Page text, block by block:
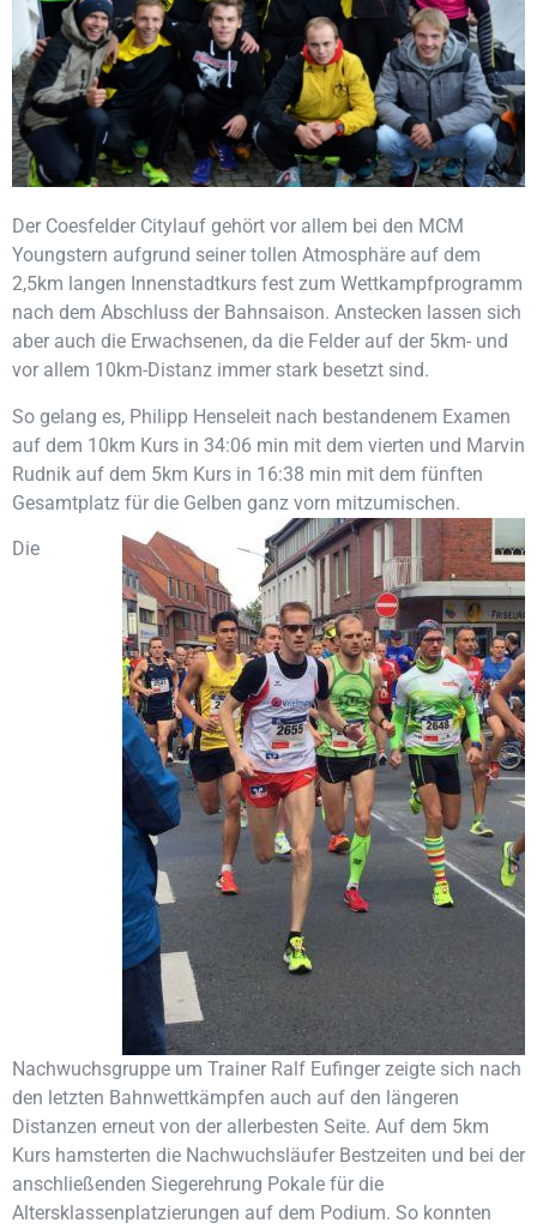
Der Coesfelder Citylauf gehört vor allem bei den MCM
Youngstern aufgrund seiner tollen Atmosphäre auf dem
2,5km langen Innenstadtkurs fest zum Wettkampfprogramm
nach dem Abschluss der Bahnsaison. Anstecken lassen sich
aber auch die Erwachsenen, da die Felder auf der 5km- und
vor allem 10km-Distanz immer stark besetzt sind.
So gelang es, Philipp Henseleit nach bestandenem Examen
auf dem 10km Kurs in 34:06 min mit dem vierten und Marvin
Rudnik auf dem 5km Kurs in 16:38 min mit dem fünften
Gesamtplatz für die Gelben ganz vorn mitzumischen.
Die
Nachwuchsgruppe um Trainer Ralf Eufinger zeigte sich nach
den letzten Bahnwettkämpfen auch auf den längeren
Distanzen erneut von der allerbesten Seite. Auf dem 5km
Kurs hamsterten die Nachwuchsläufer Bestzeiten und bei der
anschließenden Siegerehrung Pokale für die
Altersklassenplatzierungen auf dem Podium. So konnten